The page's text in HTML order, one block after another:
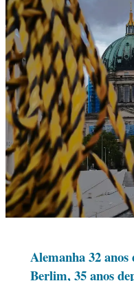
Alemanha 32
Berlim, 35 anos